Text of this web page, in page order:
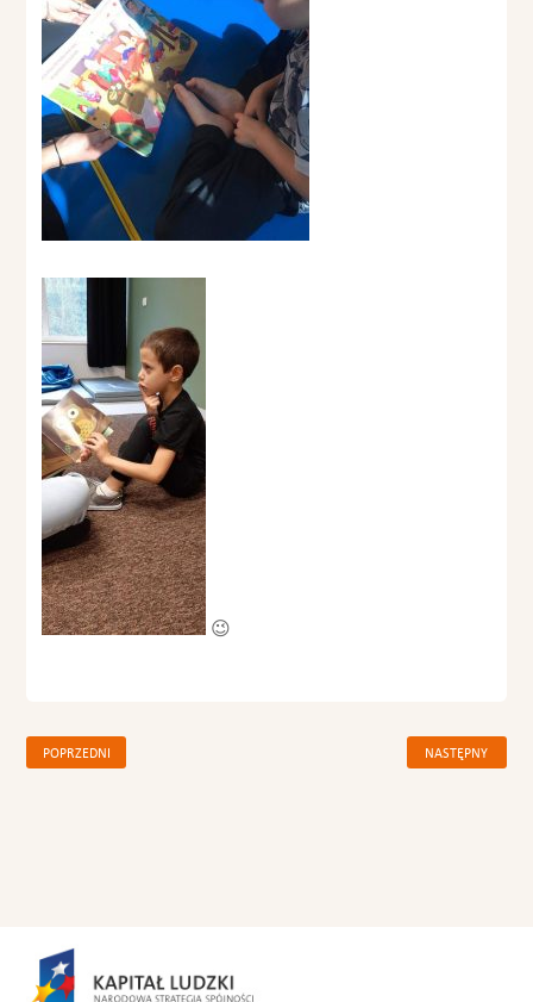
😉
POPRZEDNI NASTĘPNY